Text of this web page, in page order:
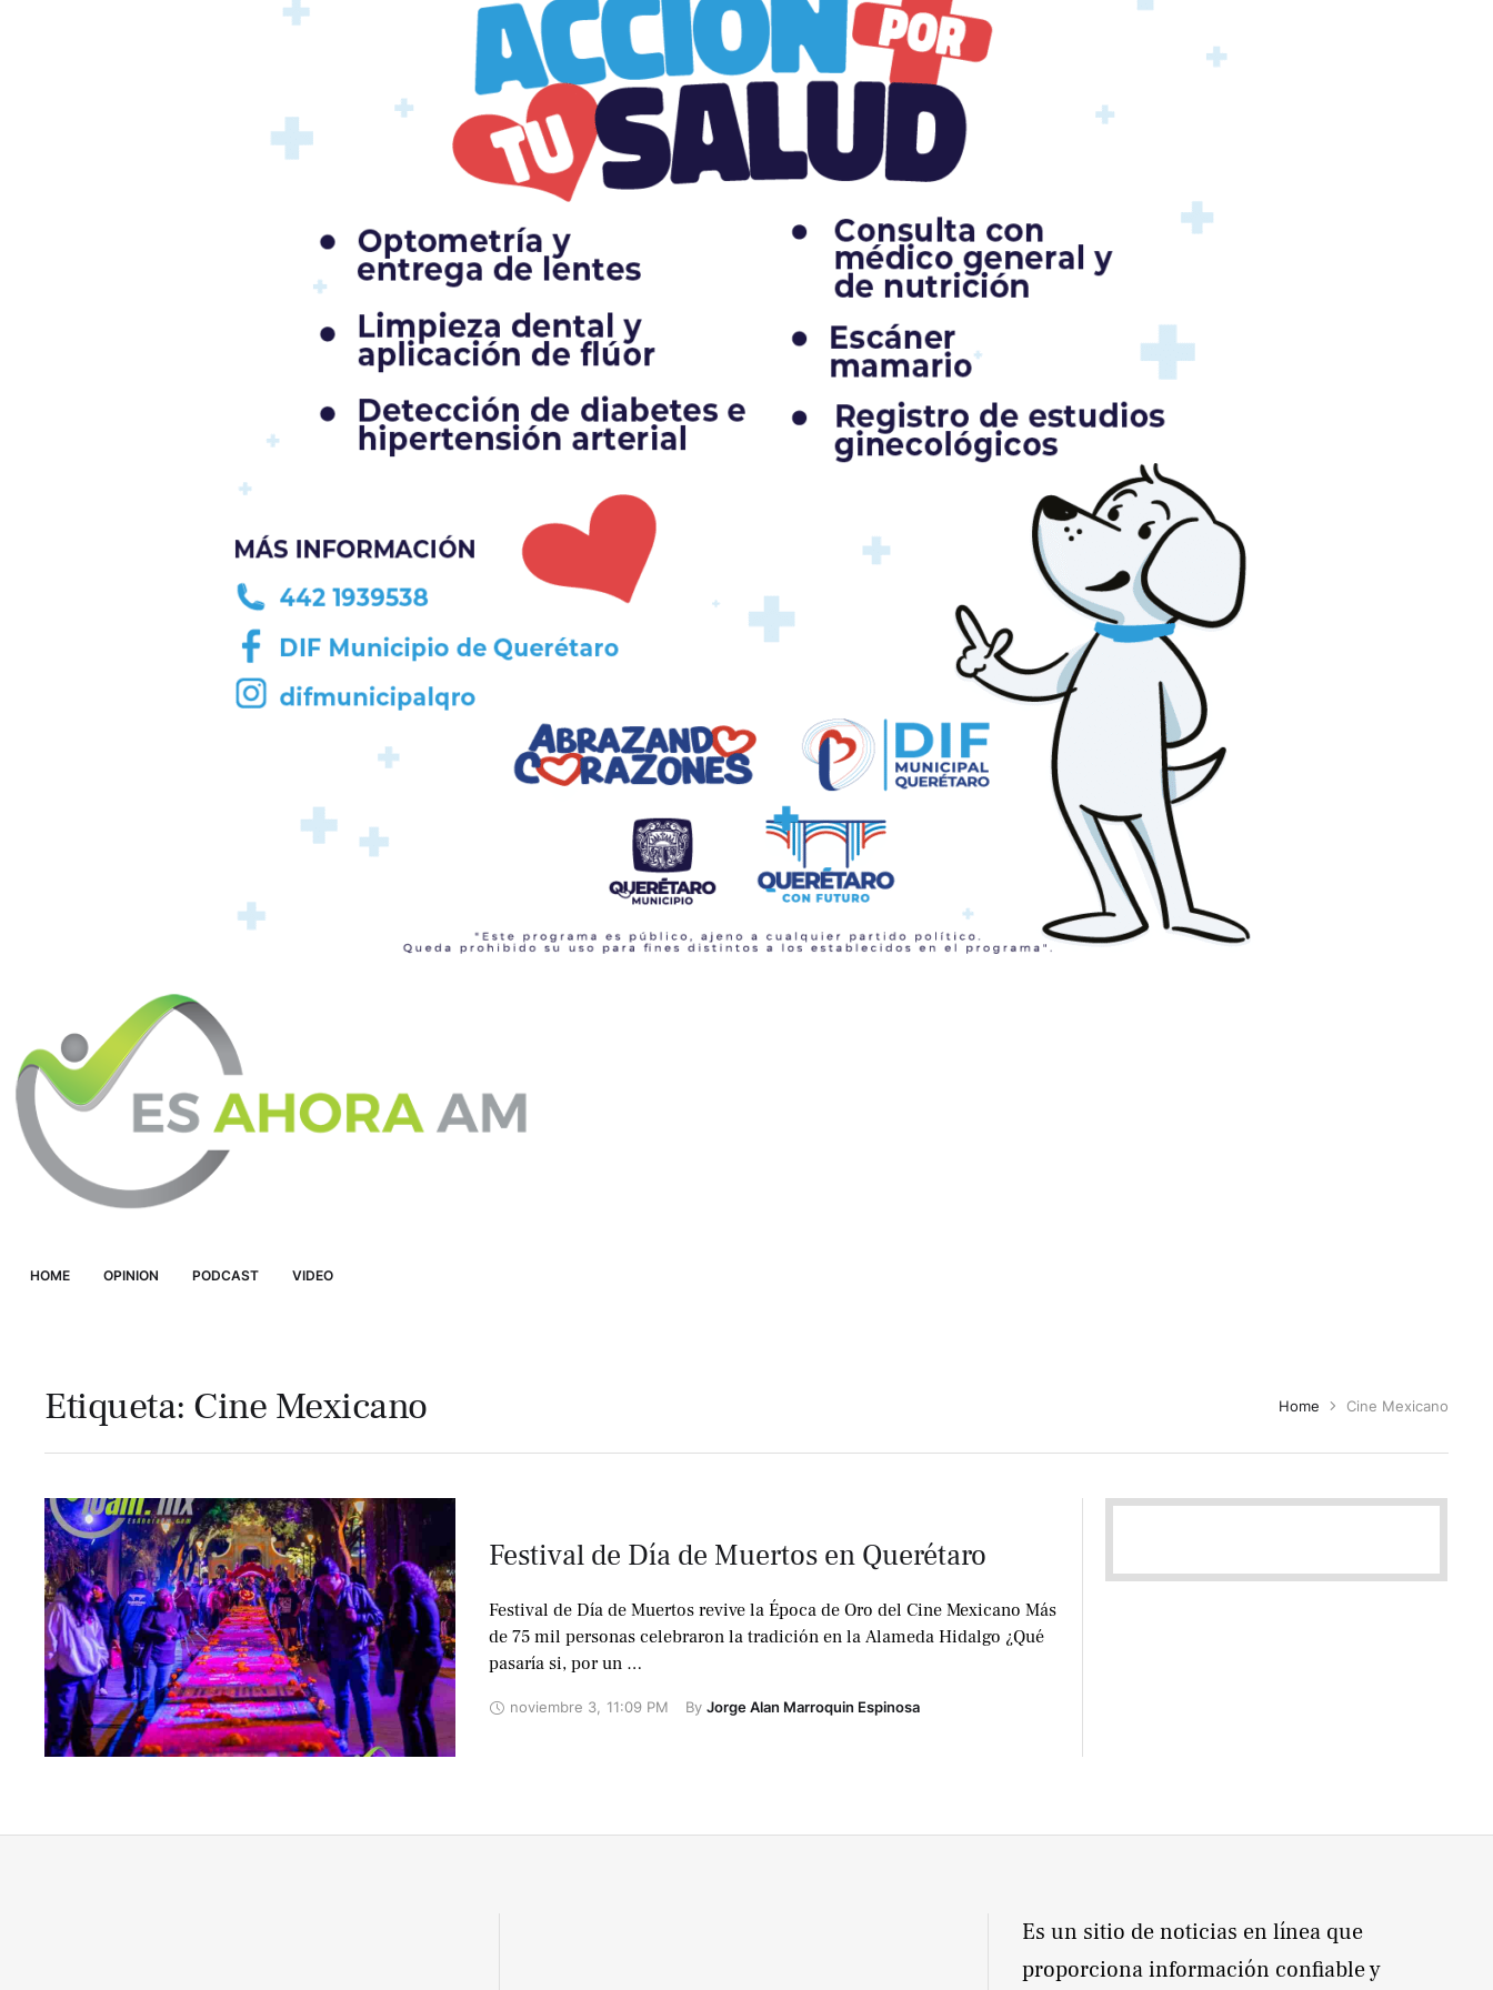
HOME OPINION PODCAST VIDEO
Etiqueta: Cine Mexicano Home Cine Mexicano
Festival de Día de Muertos en Querétaro
Festival de Día de Muertos revive la Época de Oro del Cine Mexicano Más
de 75 mil personas celebraron la tradición en la Alameda Hidalgo ¿Qué
pasaría si, por un …
noviembre 3, 11:09 PM By Jorge Alan Marroquin Espinosa
Es un sitio de noticias en línea que
proporciona información confiable y